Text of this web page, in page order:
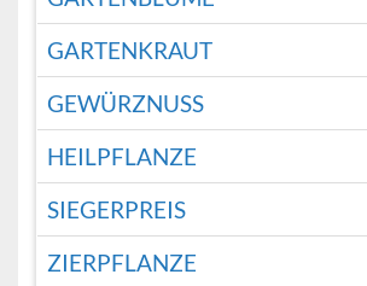
GARTENKRAUT
GEWÜRZNUSS
HEILPFLANZE
SIEGERPREIS
ZIERPFLANZE